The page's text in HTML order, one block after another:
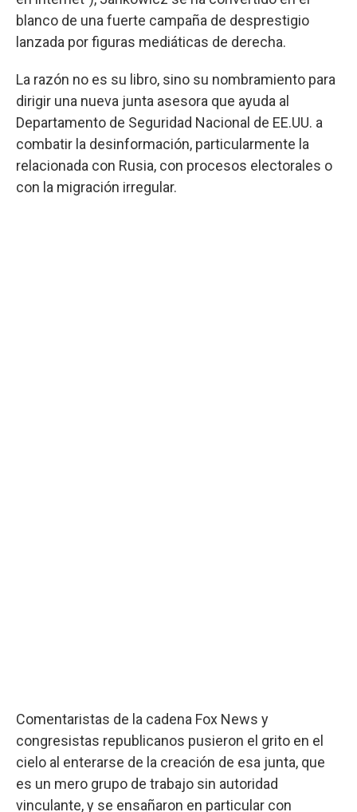
blanco de una fuerte campaña de desprestigio
lanzada por figuras mediáticas de derecha.
La razón no es su libro, sino su nombramiento para
dirigir una nueva junta asesora que ayuda al
Departamento de Seguridad Nacional de EE.UU. a
combatir la desinformación, particularmente la
relacionada con Rusia, con procesos electorales o
con la migración irregular.
Comentaristas de la cadena Fox News y
congresistas republicanos pusieron el grito en el
cielo al enterarse de la creación de esa junta, que
es un mero grupo de trabajo sin autoridad
vinculante, y se ensañaron en particular con